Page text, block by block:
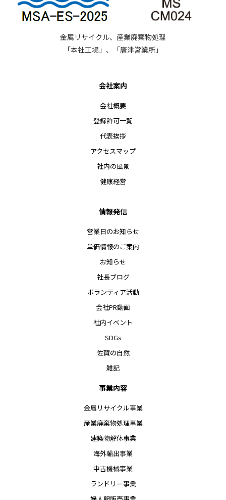
金属リサイクル、産業廃棄物処理
「本社工場」、「唐津営業所」
会社案内
会社概要
登録許可一覧
代表挨拶
アクセスマップ
社内の風景
健康経営
情報発信
営業日のお知らせ
単価情報のご案内
お知らせ
社長ブログ
ボランティア活動
会社PR動画
社内イベント
SDGs
佐賀の自然
雑記
事業内容
金属リサイクル事業
産業廃棄物処理事業
建築物解体事業
海外輸出事業
中古機械事業
ランドリー事業